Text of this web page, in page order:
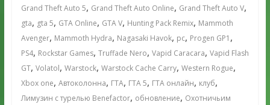
Grand Theft Auto 5, Grand Theft Auto Online, Grand Theft Auto V,
gta, gta 5, GTA Online, GTA V, Hunting Pack Remix, Mammoth
Avenger, Mammoth Hydra, Nagasaki Havok, pc, Progen GP1 ,
PS4, Rockstar Games, Truffade Nero, Vapid Caracara, Vapid Flash
GT, Volatol, Warstock, Warstock Cache Carry, Western Rogue,
Xbox one, Автоколонна, ГТА, ГТА 5, ГТА онлайн, клуб,
Лимузин с турелью Benefactor, обновление, Охотничьим